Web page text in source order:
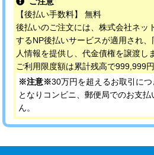
【後払い手数料】 無料
後払いのご注文には、株式会社ネッ
するNP後払いサービスが適用され
人情報を提供し、代金債権を譲渡し
ご利用限度額は累計残高で999,999
※注意※30万円を超えるお取引に
となりコンビニ、郵便局でのお支
ん。